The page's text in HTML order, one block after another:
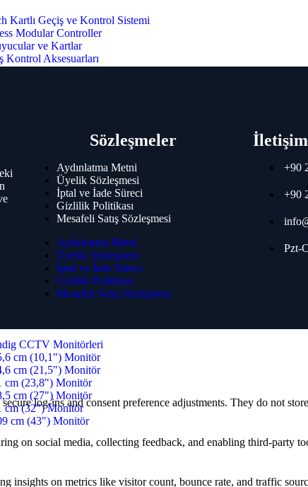
Kartlı Geçiş ve Kontrol Sistemi
Modular Controller
ve Kartlar
Kontrol Aksesuarları
Kameraları
Kameralar
Turret Kameraları
Kameraları
Kameraları
CCTV Monitörleri
cm (10,1") Monitör
cm (21,5") Monitör
cm (23,8") Monitör
cm (27") Monitör
cm (32") Monitör
cm (43") Monitör
Sözleşmeler
Aydınlatma Metni
Üyelik Sözleşmesi
İptal ve İade Süreci
Gizlilik Politikası
Mesafeli Satış Sözleşmesi
Aydınlatma Metni
Üyelik Sözleşmesi
İptal ve İade Süreci
Gizlilik Politikası
Mesafeli Satış Sözleşmesi
+90
+90
Pzt-
log-ins and consent preference adjustments. They do not
on social media, collecting feedback, and enabling third-party
insights on metrics like visitor count, bounce rate, and traffic